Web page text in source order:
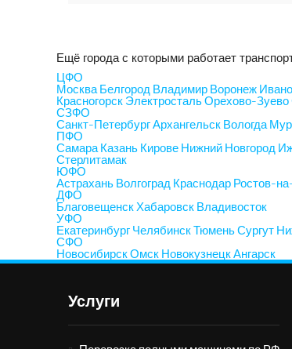
Ещё города с которыми работает
ЦФО
МоскваБелгородВладимирВоронеж
КрасногорскЭлектростальОрехово-Зуево
СЗФО
Санкт-ПетербургАрхангельскВологда
ПФО
СамараКазаньКировеНижний Новгород
Стерлитамак
ЮФО
АстраханьВолгоградКраснодарРостов-
ДФО
БлаговещенскХабаровскВладивосток
УФО
ЕкатеринбургЧелябинскТюменьСургут
СФО
НовосибирскОмскНовокузнецкАнгарск
Услуги